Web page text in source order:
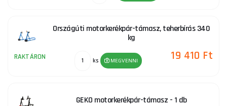
Országúti motorkerékpár-támasz, teherbírás 340
kg
RAKTÁRON ks MEGVENNI 19 410 Ft
GEKO motorkerékpár-támasz - 1 db